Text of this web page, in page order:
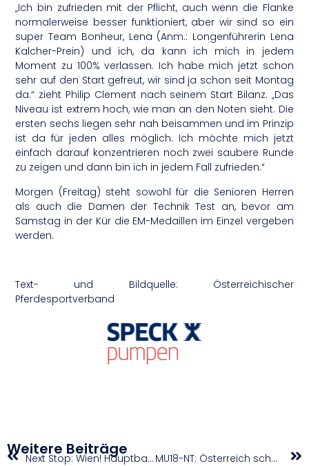
„Ich bin zufrieden mit der Pflicht, auch wenn die Flanke
normalerweise besser funktioniert, aber wir sind so ein
super Team Bonheur, Lena (Anm.: Longenführerin Lena
Kalcher-Prein) und ich, da kann ich mich in jedem
Moment zu 100% verlassen. Ich habe mich jetzt schon
sehr auf den Start gefreut, wir sind ja schon seit Montag
da.“ zieht Philip Clement nach seinem Start Bilanz. „Das
Niveau ist extrem hoch, wie man an den Noten sieht. Die
ersten sechs liegen sehr nah beisammen und im Prinzip
ist da für jeden alles möglich. Ich möchte mich jetzt
einfach darauf konzentrieren noch zwei saubere Runde
zu zeigen und dann bin ich in jedem Fall zufrieden.“
Morgen (Freitag) steht sowohl für die Senioren Herren
als auch die Damen der Technik Test an, bevor am
Samstag in der Kür die EM-Medaillen im Einzel vergeben
werden.
Text- und Bildquelle: Österreichischer
Pferdesportverband
Weitere Beiträge Next Stop: Wien! Hauptbahnhof wird zum 3×3-Hotspot MU18-NT: Österreich schafft Sensation und verbleibt in Division A